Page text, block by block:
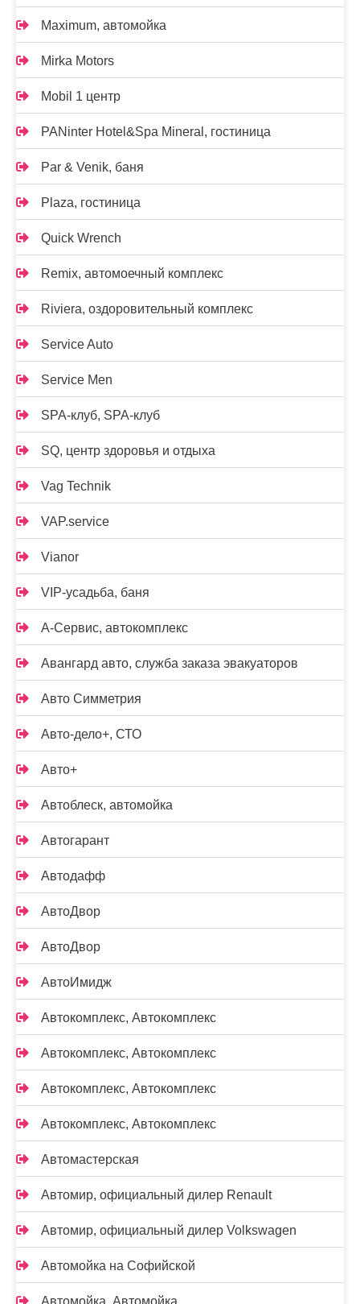
Maximum, автомойка
Mirka Motors
Mobil 1 центр
PANinter Hotel&Spa Mineral, гостиница
Par & Venik, баня
Plaza, гостиница
Quick Wrench
Remix, автомоечный комплекс
Riviera, оздоровительный комплекс
Service Auto
Service Men
SPA-клуб, SPA-клуб
SQ, центр здоровья и отдыха
Vag Technik
VAP.service
Vianor
VIP-усадьба, баня
А-Сервис, автокомплекс
Авангард авто, служба заказа эвакуаторов
Авто Симметрия
Авто-дело+, СТО
Авто+
Автоблеск, автомойка
Автогарант
Автодафф
АвтоДвор
АвтоДвор
АвтоИмидж
Автокомплекс, Автокомплекс
Автокомплекс, Автокомплекс
Автокомплекс, Автокомплекс
Автокомплекс, Автокомплекс
Автомастерская
Автомир, официальный дилер Renault
Автомир, официальный дилер Volkswagen
Автомойка на Софийской